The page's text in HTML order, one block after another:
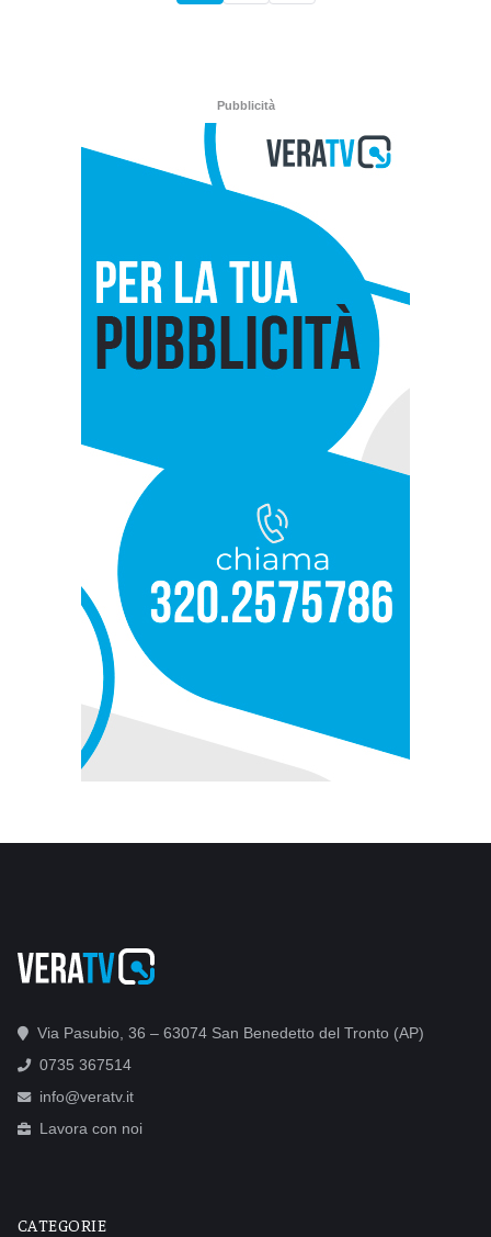
Pubblicità
Via Pasubio, 36 – 63074 San Benedetto del Tronto (AP)
0735 367514
info@veratv.it
Lavora con noi
CATEGORIE